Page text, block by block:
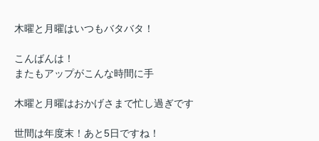
木曜と月曜はいつもバタバタ！
こんばんは！
またもアップがこんな時間に手
木曜と月曜はおかげさまで忙し過ぎです
世間は年度末！あと5日ですね！